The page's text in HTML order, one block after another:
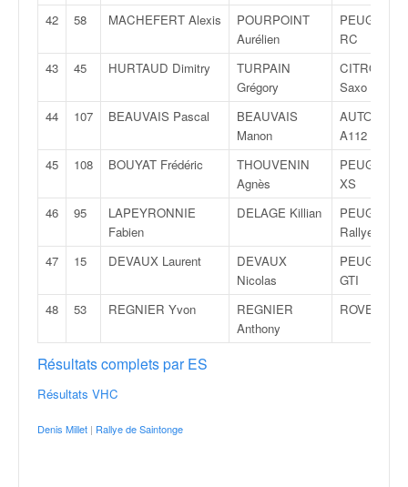
42
58 MACHEFERT Alexis
POURPOINT
Aurélien
PEUGEOT
RC
43
45 HURTAUD Dimitry
TURPAIN
Grégory
CITROËN
Saxo VTS
44
107 BEAUVAIS Pascal
BEAUVAIS
Manon
A112 Abarth
45
108 BOUYAT Frédéric
THOUVENIN
Agnès
PEUGEOT
XS
46
95
LAPEYRONNIE
Fabien
DELAGE Killian
PEUGEOT
Rallye
47
15 DEVAUX Laurent
DEVAUX
Nicolas
PEUGEOT
GTI
48
53 REGNIER Yvon
REGNIER
Anthony
ROVER
Résultats complets par ES
Résultats VHC
Denis Millet | Rallye de Saintonge